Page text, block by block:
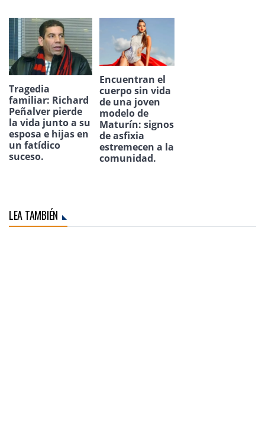
Tragedia
familiar: Richard
Peñalver pierde
la vida junto a su
esposa e hijas en
un fatídico
suceso.
Encuentran el
cuerpo sin vida
de una joven
modelo de
Maturín: signos
de asfixia
estremecen a la
comunidad.
LEA TAMBIÉN